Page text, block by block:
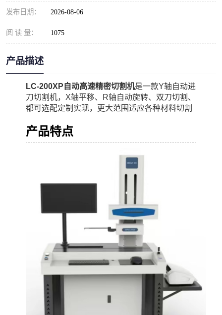
发布日期： 2026-08-06
阅 读 量： 1075
产品描述
LC-200XP自动高速精密切割机是一款Y轴自动进
刀切割机，X轴平移、R轴自动旋转、双刀切割、
都可选配定制实现，更大范围适应各种材料切割
产品特点